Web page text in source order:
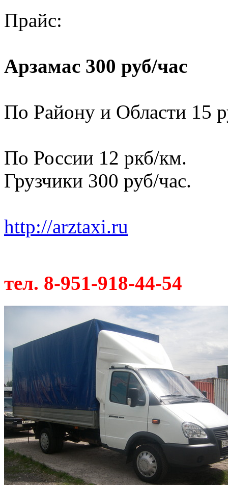
Прайс:
Арзамас 300 руб/час
По Району и Области 15
По России 12 ркб/км.
Грузчики 300 руб/час.
http://arztaxi.ru
тел. 8-951-918-44-54